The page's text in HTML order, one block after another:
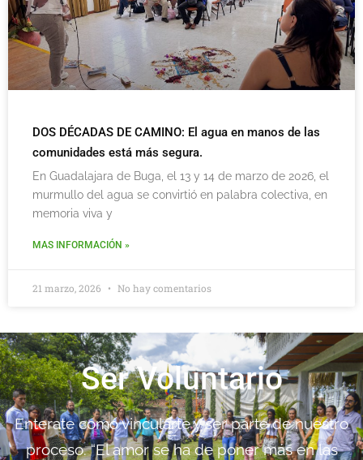
DOS DÉCADAS DE CAMINO: El agua en manos de las
comunidades está más segura.
En Guadalajara de Buga, el 13 y 14 de marzo de 2026, el
murmullo del agua se convirtió en palabra colectiva, en
memoria viva y
MAS INFORMACIÓN »
21 marzo, 2026 No hay comentarios
Ser Voluntario
Enterate como vincularte y ser parte de nuestro
proceso. “El amor se ha de poner más en las